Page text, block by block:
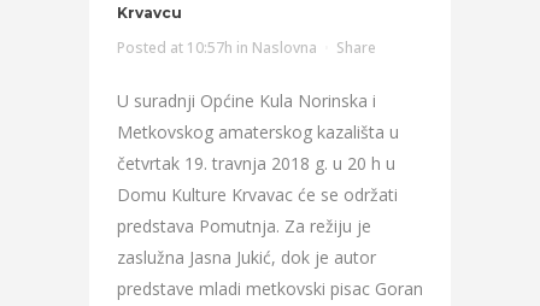
Krvavcu
Posted at 10:57h in Naslovna Share
U suradnji Općine Kula Norinska i
Metkovskog amaterskog kazališta u
četvrtak 19. travnja 2018 g. u 20 h u
Domu Kulture Krvavac će se održati
predstava Pomutnja. Za režiju je
zaslužna Jasna Jukić, dok je autor
predstave mladi metkovski pisac Goran